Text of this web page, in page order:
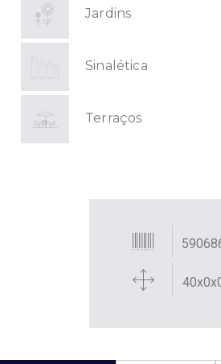
Jardins
Sinalética
Terraços